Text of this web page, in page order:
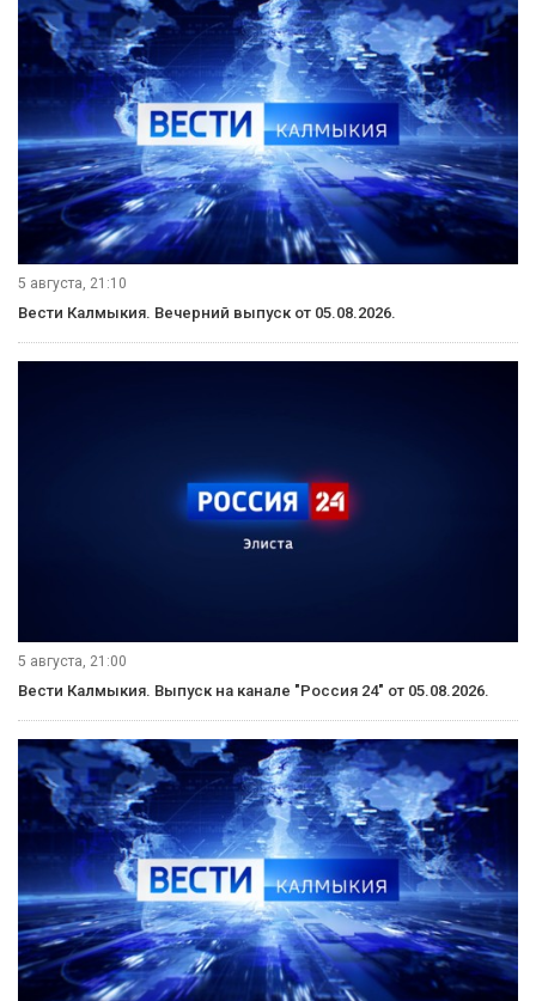
5 августа, 21:10
Вести Калмыкия. Вечерний выпуск от 05.08.2026.
5 августа, 21:00
Вести Калмыкия. Выпуск на канале "Россия 24" от 05.08.2026.